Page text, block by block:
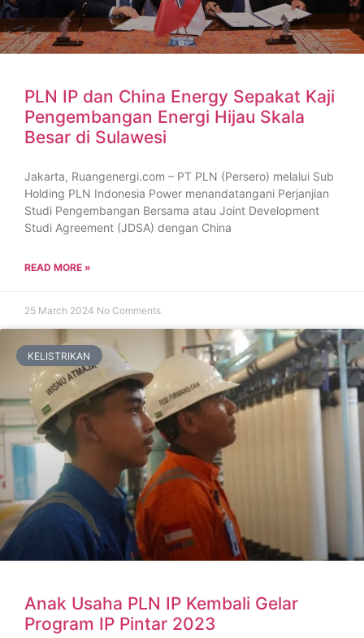
PLN IP dan China Energy Sepakat Kaji
Pengembangan Energi Hijau Skala
Besar di Sulawesi
Jakarta, Ruangenergi.com – PT PLN (Persero) melalui Sub
Holding PLN Indonesia Power menandatangani Perjanjian
Studi Pengembangan Bersama atau Joint Development
Studi Agreement (JDSA) dengan China
READ MORE »
25 March 2024 No Comments
KELISTRIKAN
Anak Usaha PLN IP Kembali Gelar
Program IP Pintar 2023